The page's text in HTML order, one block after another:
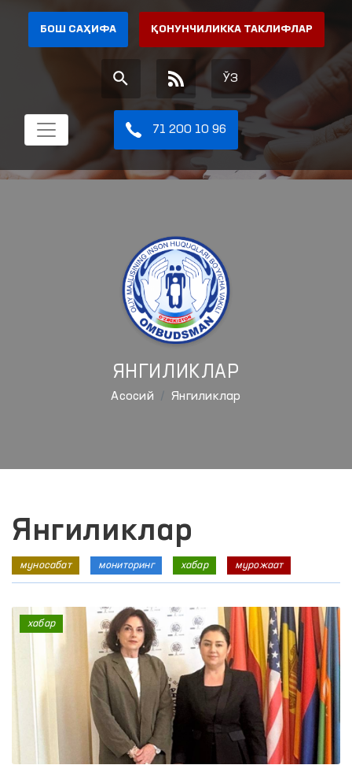
БОШ САҲИФА ҚОНУНЧИЛИККА ТАКЛИФЛАР
ЎЗ
71 200 10 96
ЯНГИЛИКЛАР
Aсосий Янгиликлар
Янгиликлар
муносабат мониторинг хабар мурожаат
хабар